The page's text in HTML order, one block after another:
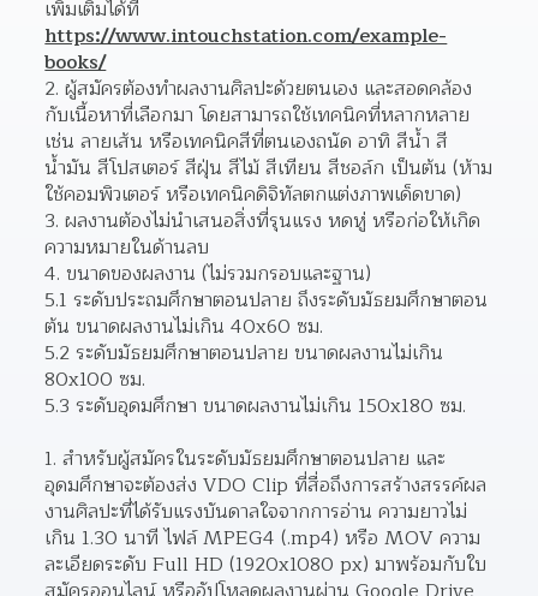
https://www.intouchstation.com/example-
books/
ผู้สมัครต้องทำผลงานศิลปะด้วยตนเอง และสอดคล้อง
กับเนื้อหาที่เลือกมา โดยสามารถใช้เทคนิคที่หลากหลาย
เช่น ลายเส้น หรือเทคนิคสีที่ตนเองถนัด อาทิ สีน้ำ สี
น้ำมัน สีโปสเตอร์ สีฝุ่น สีไม้ สีเทียน สีชอล์ก เป็นต้น (ห้าม
ใช้คอมพิวเตอร์ หรือเทคนิคดิจิทัลตกแต่งภาพเด็ดขาด)
ผลงานต้องไม่นำเสนอสิ่งที่รุนแรง หดหู่ หรือก่อให้เกิด
ความหมายในด้านลบ
ขนาดของผลงาน (ไม่รวมกรอบและฐาน)
5.1 ระดับประถมศึกษาตอนปลาย ถึงระดับมัธยมศึกษาตอน
ต้น ขนาดผลงานไม่เกิน 40x60 ซม.
5.2 ระดับมัธยมศึกษาตอนปลาย ขนาดผลงานไม่เกิน
80x100 ซม.
5.3 ระดับอุดมศึกษา ขนาดผลงานไม่เกิน 150x180 ซม.
สำหรับผู้สมัครในระดับมัธยมศึกษาตอนปลาย และ
อุดมศึกษาจะต้องส่ง VDO Clip ที่สื่อถึงการสร้างสรรค์ผล
งานศิลปะที่ได้รับแรงบันดาลใจจากการอ่าน ความยาวไม่
เกิน 1.30 นาที ไฟล์ MPEG4 (.mp4) หรือ MOV ความ
ละเอียดระดับ Full HD (1920x1080 px) มาพร้อมกับใบ